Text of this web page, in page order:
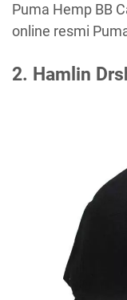
Puma Hemp BB
online resmi
2. Hamlin